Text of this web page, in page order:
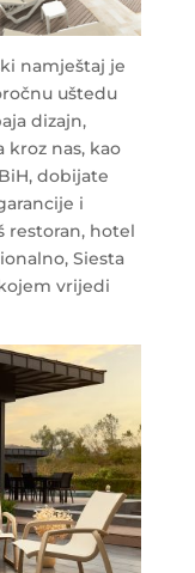
namještaj je
uštedu
dizajn,
kroz nas, kao
dobijate
i
restoran, hotel
Siesta
vrijedi